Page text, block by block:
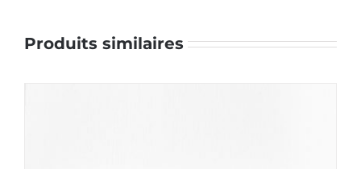
Produits similaires